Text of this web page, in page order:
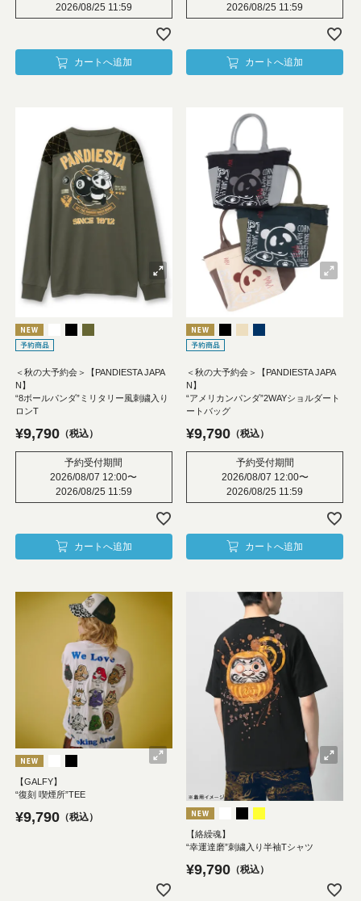
2026/08/25 11:59
カートへ追加
2026/08/25 11:59
カートへ追加
＜秋の大予約会＞【PANDIESTA JAPA
N】
“8ボールパンダ”ミリタリー風刺繍入り
ロンT
¥9,790 税込
予約受付期間
2026/08/07 12:00〜
2026/08/25 11:59
カートへ追加
＜秋の大予約会＞【PANDIESTA JAPA
N】
“アメリカンパンダ”2WAYショルダート
ートバッグ
¥9,790 税込
予約受付期間
2026/08/07 12:00〜
2026/08/25 11:59
カートへ追加
【GALFY】
“復刻 喫煙所”TEE
¥9,790 税込
【絡繰魂】
“幸運達磨”刺繍入り半袖Tシャツ
¥9,790 税込